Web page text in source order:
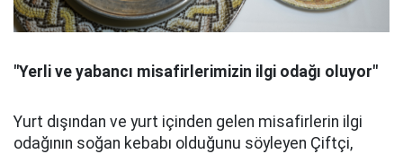
"Yerli ve yabancı misafirlerimizin ilgi odağı oluyor"
Yurt dışından ve yurt içinden gelen misafirlerin ilgi
odağının soğan kebabı olduğunu söyleyen Çiftçi,